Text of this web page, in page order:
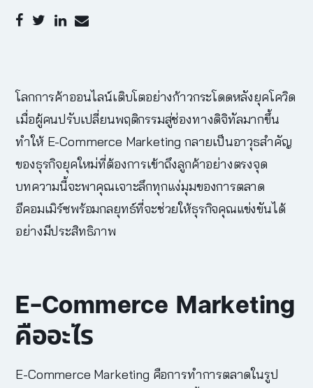
โลกการค้าออนไลน์เติบโตอย่างก้าวกระโดดหลังยุคโควิด
เมื่อผู้คนปรับเปลี่ยนพฤติกรรมสู่ช่องทางดิจิทัลมากขึ้น
ทำให้ E-Commerce Marketing กลายเป็นอาวุธสำคัญ
ของธุรกิจยุคใหม่ที่ต้องการเข้าถึงลูกค้าอย่างตรงจุด
บทความนี้จะพาคุณเจาะลึกทุกแง่มุมของการตลาด
อีคอมเมิร์ซพร้อมกลยุทธ์ที่จะช่วยให้ธุรกิจคุณแข่งขันได้
อย่างมีประสิทธิภาพ
E-Commerce Marketing
คืออะไร
E-Commerce Marketing คือการทำการตลาดในรูป